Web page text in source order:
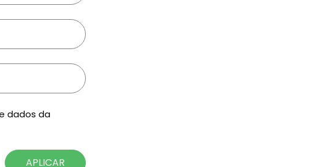
dados da
APLICAR